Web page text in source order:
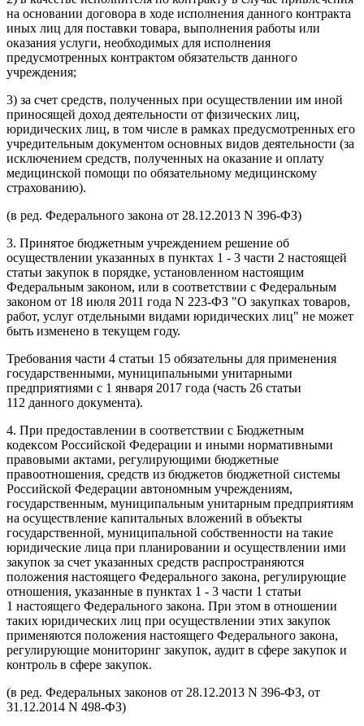
на основании договора в ходе исполнения данного контракта
иных лиц для поставки товара, выполнения работы или
оказания услуги, необходимых для исполнения
предусмотренных контрактом обязательств данного
учреждения;
3) за счет средств, полученных при осуществлении им иной
приносящей доход деятельности от физических лиц,
юридических лиц, в том числе в рамках предусмотренных его
учредительным документом основных видов деятельности (за
исключением средств, полученных на оказание и оплату
медицинской помощи по обязательному медицинскому
страхованию).
(в ред. Федерального закона от 28.12.2013 N 396-ФЗ)
3. Принятое бюджетным учреждением решение об
осуществлении указанных в пунктах 1 - 3 части 2 настоящей
статьи закупок в порядке, установленном настоящим
Федеральным законом, или в соответствии с Федеральным
законом от 18 июля 2011 года N 223-ФЗ "О закупках товаров,
работ, услуг отдельными видами юридических лиц" не может
быть изменено в текущем году.
Требования части 4 статьи 15 обязательны для применения
государственными, муниципальными унитарными
предприятиями с 1 января 2017 года (часть 26 статьи
112 данного документа).
4. При предоставлении в соответствии с Бюджетным
кодексом Российской Федерации и иными нормативными
правовыми актами, регулирующими бюджетные
правоотношения, средств из бюджетов бюджетной системы
Российской Федерации автономным учреждениям,
государственным, муниципальным унитарным предприятиям
на осуществление капитальных вложений в объекты
государственной, муниципальной собственности на такие
юридические лица при планировании и осуществлении ими
закупок за счет указанных средств распространяются
положения настоящего Федерального закона, регулирующие
отношения, указанные в пунктах 1 - 3 части 1 статьи
1 настоящего Федерального закона. При этом в отношении
таких юридических лиц при осуществлении этих закупок
применяются положения настоящего Федерального закона,
регулирующие мониторинг закупок, аудит в сфере закупок и
контроль в сфере закупок.
(в ред. Федеральных законов от 28.12.2013 N 396-ФЗ, от
31.12.2014 N 498-ФЗ)